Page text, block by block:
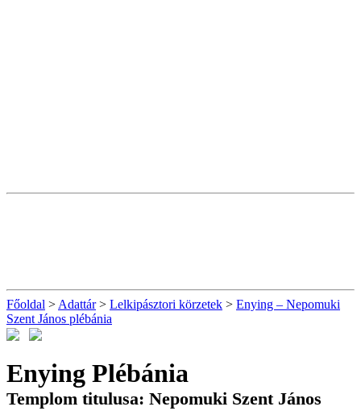
Főoldal > Adattár> Lelkipásztori körzetek > Enying – Nepomuki
Szent János plébánia
Enying Plébánia
Templom titulusa: Nepomuki Szent János